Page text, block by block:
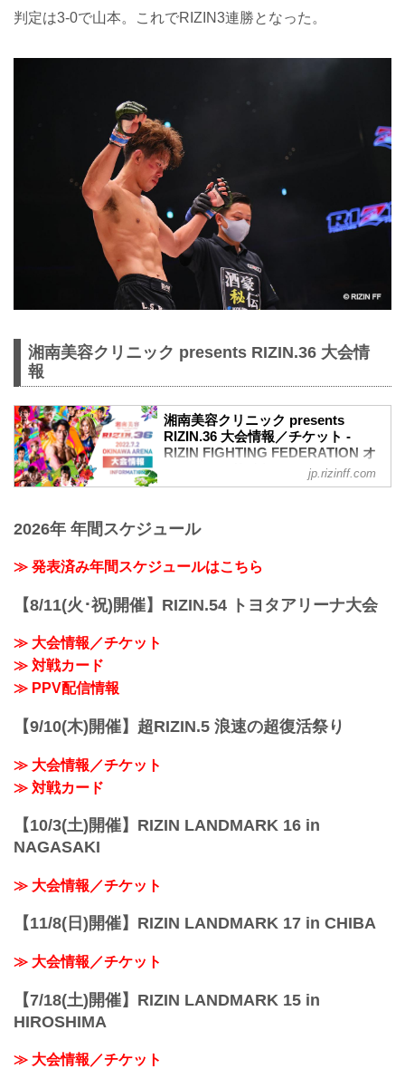
判定は3-0で山本。これでRIZIN3連勝となった。
湘南美容クリニック presents RIZIN.36 大会情
報
湘南美容クリニック presents
RIZIN.36 大会情報／チケット -
RIZIN FIGHTING FEDERATION オ
RIZIN.36 in OKINAWA
大会概要
湘南美容クリニック presents RIZIN.36
日時
予定時間が前後することがありますので
ご了承ください。
那覇バスターミナルより「...
jp.rizinff.com
2026年 年間スケジュール
≫ 発表済み年間スケジュールはこちら
【8/11(火･祝)開催】RIZIN.54 トヨタアリーナ大会
≫ 大会情報／チケット
≫ 対戦カード
≫ PPV配信情報
【9/10(木)開催】超RIZIN.5 浪速の超復活祭り
≫ 大会情報／チケット
≫ 対戦カード
【10/3(土)開催】RIZIN LANDMARK 16 in
NAGASAKI
≫ 大会情報／チケット
【11/8(日)開催】RIZIN LANDMARK 17 in CHIBA
≫ 大会情報／チケット
【7/18(土)開催】RIZIN LANDMARK 15 in
HIROSHIMA
≫ 大会情報／チケット